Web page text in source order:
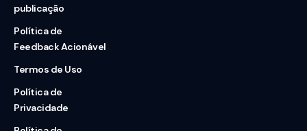
publicação
Política de
Feedback Acionável
Termos de Uso
Política de
Privacidade